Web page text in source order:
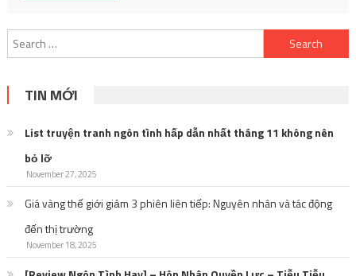
Search
for:
TIN MỚI
List truyện tranh ngôn tình hấp dẫn nhất tháng 11 không nên
bỏ lỡ
November 27, 2025
Giá vàng thế giới giảm 3 phiên liên tiếp: Nguyên nhân và tác động
đến thị trường
November 18, 2025